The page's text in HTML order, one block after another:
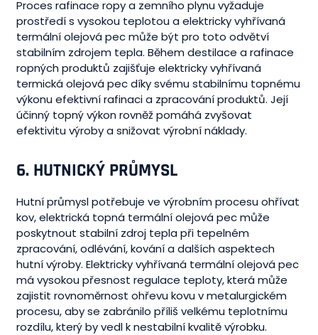
Proces rafinace ropy a zemního plynu vyžaduje
prostředí s vysokou teplotou a elektricky vyhřívaná
termální olejová pec může být pro toto odvětví
stabilním zdrojem tepla. Během destilace a rafinace
ropných produktů zajišťuje elektricky vyhřívaná
termická olejová pec díky svému stabilnímu topnému
výkonu efektivní rafinaci a zpracování produktů. Její
účinný topný výkon rovněž pomáhá zvyšovat
efektivitu výroby a snižovat výrobní náklady.
6. HUTNICKÝ PRŮMYSL
Hutní průmysl potřebuje ve výrobním procesu ohřívat
kov, elektrická topná termální olejová pec může
poskytnout stabilní zdroj tepla při tepelném
zpracování, odlévání, kování a dalších aspektech
hutní výroby. Elektricky vyhřívaná termální olejová pec
má vysokou přesnost regulace teploty, která může
zajistit rovnoměrnost ohřevu kovu v metalurgickém
procesu, aby se zabránilo příliš velkému teplotnímu
rozdílu, který by vedl k nestabilní kvalitě výrobku.